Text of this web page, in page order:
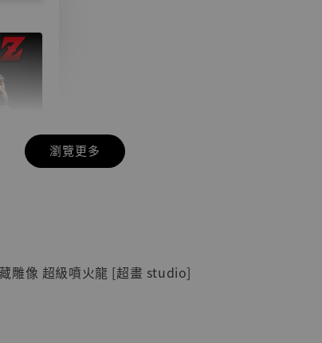
龍珠
空
奇蹟
- +
瀏覽更多
雕像 超級噴火龍 [超畫 studio]